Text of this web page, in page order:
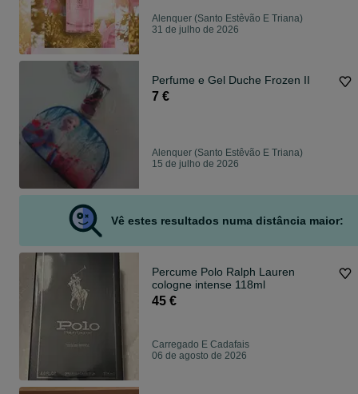
Alenquer (Santo Estêvão E Triana)
31 de julho de 2026
Perfume e Gel Duche Frozen II
7 €
Alenquer (Santo Estêvão E Triana)
15 de julho de 2026
Vê estes resultados numa distância maior:
Percume Polo Ralph Lauren
cologne intense 118ml
45 €
Carregado E Cadafais
06 de agosto de 2026